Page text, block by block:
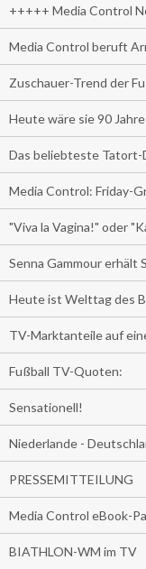
+++++ Media Control
Media Control beruft
Zuschauer-Trend der
Heute wäre sie 90
Das beliebteste Tatort-
Media Control: Friday-
"Viva la Vagina!" oder
Senna Gammour
Heute ist Welttag des
TV-Marktanteile auf
Fußball TV-Quoten:
Sensationell!
Niederlande -
PRESSEMITTEILUNG
Media Control eBook-
BIATHLON-WM im TV